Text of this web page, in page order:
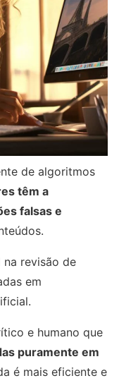
de algoritmos
têm a
falsas e
na revisão de
em
e humano que
puramente em
é mais eficiente e